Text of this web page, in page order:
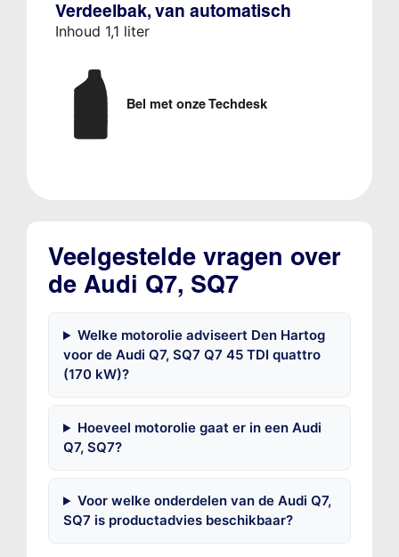
Verdeelbak, van automatisch
Inhoud 1,1 liter
Bel met onze Techdesk
Veelgestelde vragen over
de Audi Q7, SQ7
Welke motorolie adviseert Den Hartog
voor de Audi Q7, SQ7 Q7 45 TDI quattro
(170 kW)?
Hoeveel motorolie gaat er in een Audi
Q7, SQ7?
Voor welke onderdelen van de Audi Q7,
SQ7 is productadvies beschikbaar?